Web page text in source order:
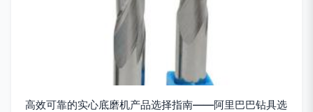
高效可靠的实心底磨机产品选择指南——阿里巴巴钻具选